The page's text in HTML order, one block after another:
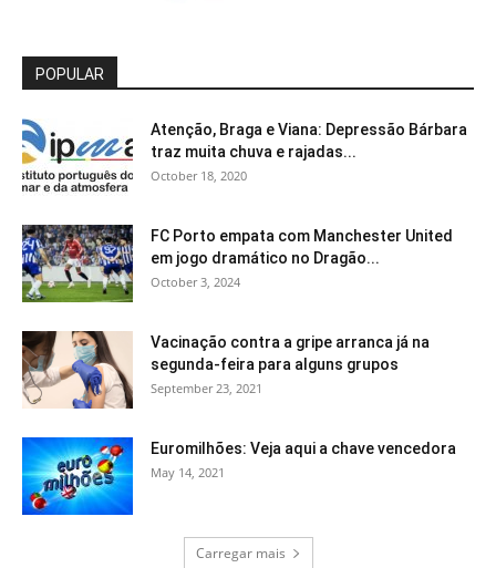
POPULAR
Atenção, Braga e Viana: Depressão Bárbara
traz muita chuva e rajadas...
October 18, 2020
FC Porto empata com Manchester United
em jogo dramático no Dragão...
October 3, 2024
Vacinação contra a gripe arranca já na
segunda-feira para alguns grupos
September 23, 2021
Euromilhões: Veja aqui a chave vencedora
May 14, 2021
Carregar mais